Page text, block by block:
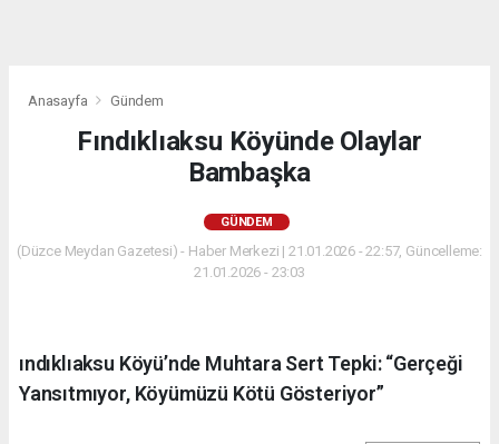
Anasayfa Gündem
Fındıklıaksu Köyünde Olaylar
Bambaşka
GÜNDEM
(Düzce Meydan Gazetesi) - Haber Merkezi | 21.01.2026 - 22:57, Güncelleme:
21.01.2026 - 23:03
ındıklıaksu Köyü’nde Muhtara Sert Tepki: “Gerçeği
Yansıtmıyor, Köyümüzü Kötü Gösteriyor”